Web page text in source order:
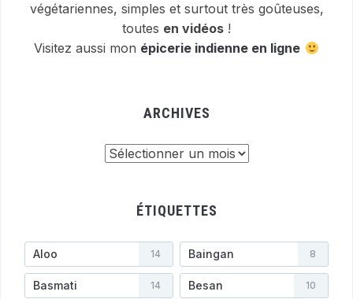
végétariennes, simples et surtout très goûteuses,
toutes en vidéos !
Visitez aussi mon épicerie indienne en ligne
ARCHIVES
ÉTIQUETTES
Aloo 14 Baingan 8
Basmati 14 Besan 10